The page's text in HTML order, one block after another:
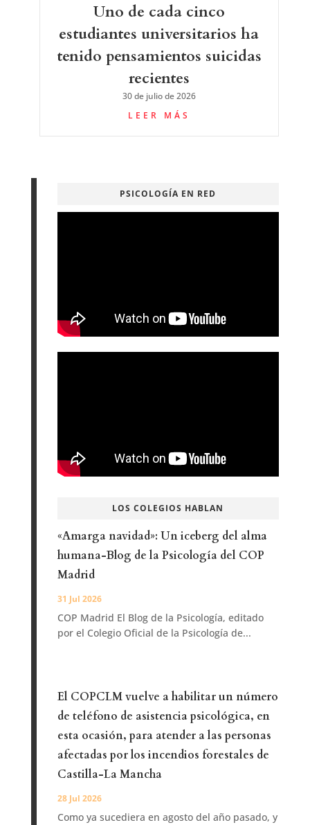
Uno de cada cinco
estudiantes universitarios ha
tenido pensamientos suicidas
recientes
30 de julio de 2026
LEER MÁS
PSICOLOGÍA EN RED
LOS COLEGIOS HABLAN
«Amarga navidad»: Un iceberg del alma
humana-Blog de la Psicología del COP
Madrid
31 Jul 2026
COP Madrid El Blog de la Psicología, editado
por el Colegio Oficial de la Psicología de...
El COPCLM vuelve a habilitar un número
de teléfono de asistencia psicológica, en
esta ocasión, para atender a las personas
afectadas por los incendios forestales de
Castilla-La Mancha
28 Jul 2026
Como ya sucediera en agosto del año pasado, y